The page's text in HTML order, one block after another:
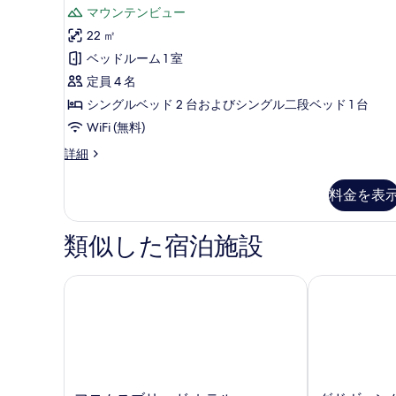
の
写
真
を
表
示
す
ー
ト
の
詳
細
リ
ー
ル
ー
ム
(2
Adults
Children)
の
す
べ
を
コ
ミ
件)
マウンテンビュー
22 ㎡
ベッドルーム 1 室
定員 4 名
シングルベッド 2 台およびシングル二段ベッド 1 台
WiFi (無料)
詳細
フ
ー
ル
ー
ム
(2
料金を表
類似した宿泊施設
フロムスブリッガ ホテル グドヴァンゲ